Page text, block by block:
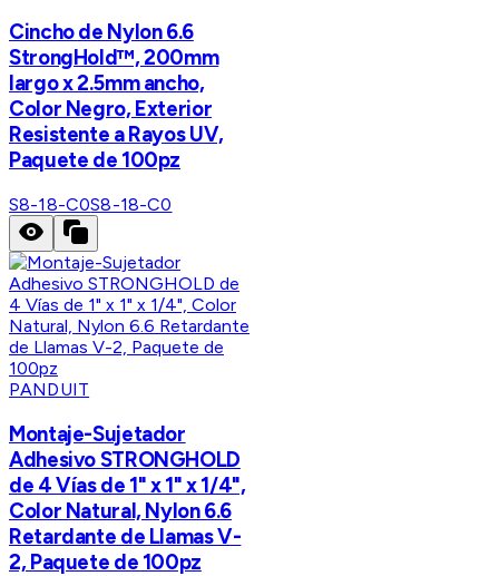
Cincho de Nylon 6.6
StrongHold™, 200mm
largo x 2.5mm ancho,
Color Negro, Exterior
Resistente a Rayos UV,
Paquete de 100pz
S8-18-C0S8-18-C0
PANDUIT
Montaje-Sujetador
Adhesivo STRONGHOLD
de 4 Vías de 1" x 1" x 1/4",
Color Natural, Nylon 6.6
Retardante de Llamas V-
2, Paquete de 100pz